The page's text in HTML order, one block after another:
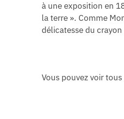
à une exposition en
la terre ». Comme
délicatesse du
Vous pouvez voir